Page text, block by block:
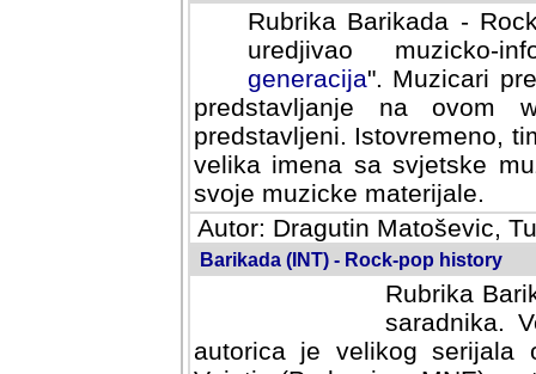
Rubrika Barikada -
uredjivao muzicko-
Muzicari predstavljeni u
na ovom web portalu
Istovremeno, tim nacinom
sa svjetske muzicke scene
materijale.
Autor: Dragutin Matoševic,
Barikada (INT) - Rock-pop history
Rubrika
saradnika.
autorica je velikog serijala